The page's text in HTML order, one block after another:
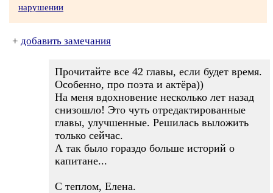
нарушении
+ добавить замечания
Прочитайте все 42 главы, если будет время.
Особенно, про поэта и актёра))
На меня вдохновение несколько лет назад
снизошло! Это чуть отредактированные
главы, улучшенные. Решилась выложить
только сейчас.
А так было гораздо больше историй о
капитане...
С теплом, Елена.